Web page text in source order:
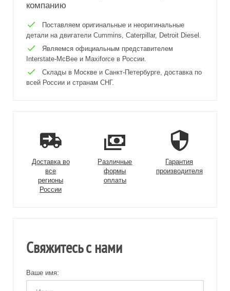
компанию
Поставляем оригинальные и неоригинальные
детали на двигатели Cummins, Caterpillar, Detroit Diesel.
Являемся официальным представителем
Interstate-McBee и Maxiforce в России.
Склады в Москве и Санкт-Петербурге, доставка по
всей России и странам СНГ.
Доставка во
все
регионы
России
Различные
формы
оплаты
Гарантия
производителя
Свяжитесь с нами
Ваше имя: